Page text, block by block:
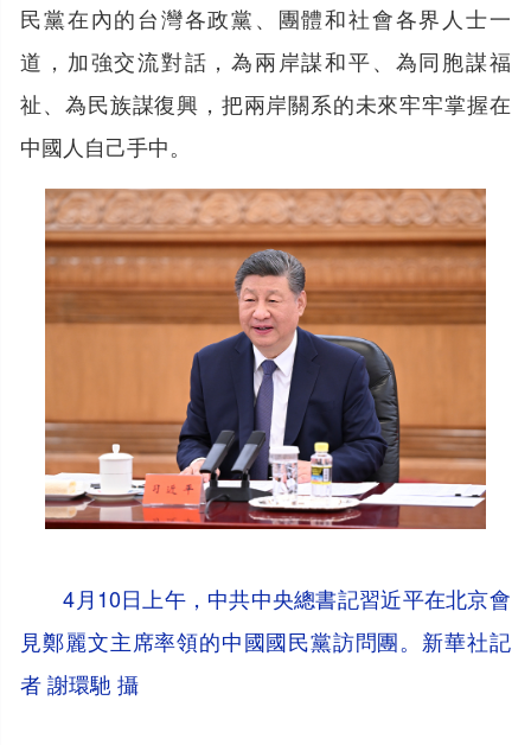
民黨在內的台灣各政黨、團體和社會各界人士一
道，加強交流對話，為兩岸謀和平、為同胞謀福
祉、為民族謀復興，把兩岸關系的未來牢牢掌握在
中國人自己手中。
4月10日上午，中共中央總書記習近平在北京會
見鄭麗文主席率領的中國國民黨訪問團。新華社記
者 謝環馳 攝